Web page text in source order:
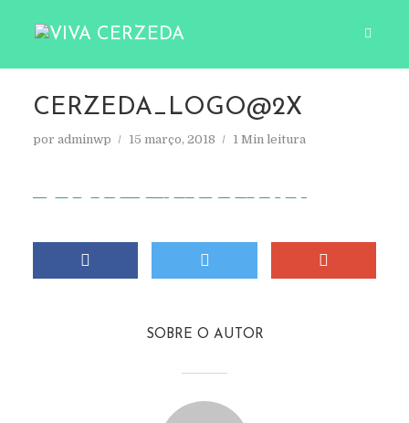
CERZEDA_LOGO@2X
por adminwp 15 março, 2018 1 Min leitura
SOBRE O AUTOR